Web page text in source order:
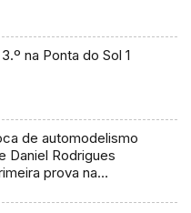
na Ponta do Sol 1
de automodelismo
Daniel Rodrigues
prova na